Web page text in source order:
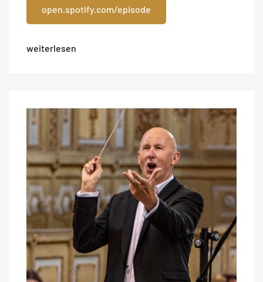
open.spotify.com/episode
weiterlesen